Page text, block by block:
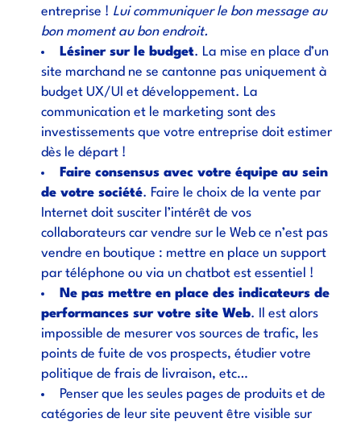
entreprise ! Lui communiquer le bon message au
bon moment au bon endroit.
Lésiner sur le budget. La mise en place d’un
site marchand ne se cantonne pas uniquement à
budget UX/UI et développement. La
communication et le marketing sont des
investissements que votre entreprise doit estimer
dès le départ !
Faire consensus avec votre équipe au sein
de votre société. Faire le choix de la vente par
Internet doit susciter l’intérêt de vos
collaborateurs car vendre sur le Web ce n’est pas
vendre en boutique : mettre en place un support
par téléphone ou via un chatbot est essentiel !
Ne pas mettre en place des indicateurs de
performances sur votre site Web. Il est alors
impossible de mesurer vos sources de trafic, les
points de fuite de vos prospects, étudier votre
politique de frais de livraison, etc…
Penser que les seules pages de produits et de
catégories de leur site peuvent être visible sur